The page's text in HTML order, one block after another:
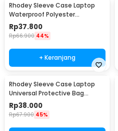
Rhodey Sleeve Case Laptop
Waterproof Polyester
Neoprene Bag 13 Inch - L123F
Rp37.800
Rp66.900 44%
+ Keranjang
Rhodey Sleeve Case Laptop
Universal Protective Bag
Neoprene with Pouch 11 Inch -
AK03
Rp38.000
Rp67.900 45%